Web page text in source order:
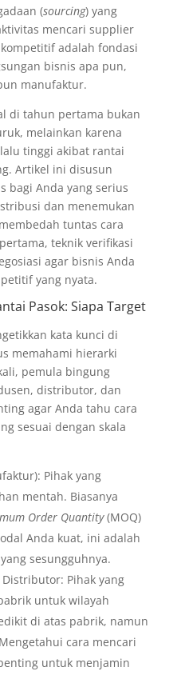
(sourcing) yang
mencari supplier
adalah fondasi
bisnis apa pun,
manufaktur.
di tahun pertama bukan
melainkan karena
tinggi akibat rantai
Artikel ini disusun
bagi Anda yang serius
dan menemukan
tuntas cara
teknik verifikasi
agar bisnis Anda
yang nyata.
Pasok: Siapa Target
kata kunci di
memahami hierarki
pemula bingung
distributor, dan
agar Anda tahu cara
sesuai dengan skala
Pihak yang
mentah. Biasanya
Order Quantity(MOQ)
Anda kuat, ini adalah
sesungguhnya.
Pihak yang
untuk wilayah
di atas pabrik, namun
cara mencari
untuk menjamin